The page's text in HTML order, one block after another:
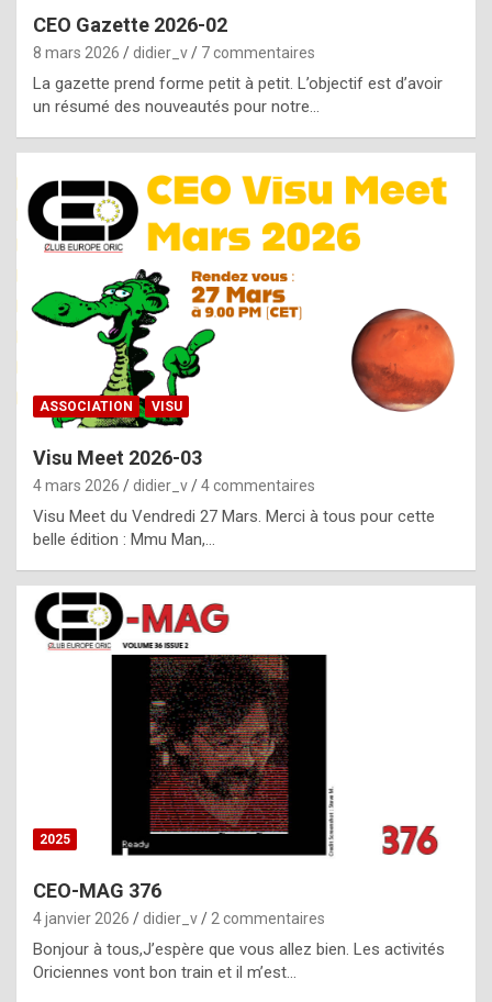
g
e
n
u
i
n
e
R
o
p
l
c
h
i
s
t
o
r
p
e
c
CEO Gazette 2026-02
8 mars 2026 didier_v 7 commentaires
La gazette prend forme petit à petit. L’objectif est d’avoir
un résumé des nouveautés pour notre…
ASSOCIATION VISU
Visu Meet 2026-03
4 mars 2026 didier_v 4 commentaires
Visu Meet du Vendredi 27 Mars. Merci à tous pour cette
belle édition : Mmu Man,…
2025
CEO-MAG 376
4 janvier 2026 didier_v 2 commentaires
Bonjour à tous,J’espère que vous allez bien. Les activités
Oriciennes vont bon train et il m’est…